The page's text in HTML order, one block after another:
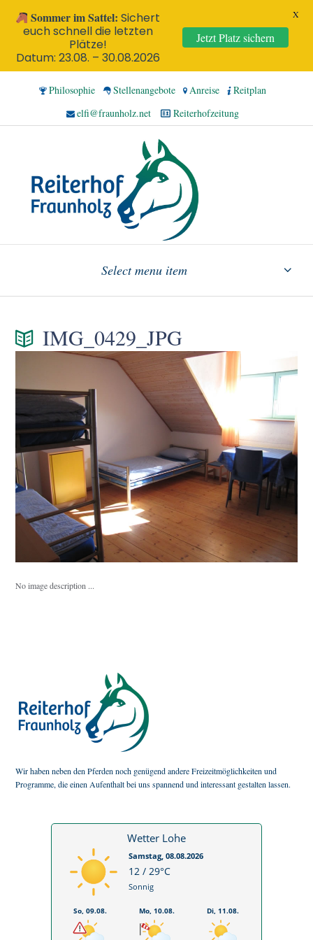
Philosophie Stellenangebote Anreise
Reitplan
elfi@fraunholz.net
Reiterhofzeitung
Select menu item
IMG_0429_JPG
No image description ...
Wir haben neben den Pferden noch genügend andere Freizeitmöglichkeiten und
Programme, die einen Aufenthalt bei uns spannend und interessant gestalten lassen.
Wetter Lohe
Samstag, 08.08.2026
12 / 29°C
Sonnig
So, 09.08. Mo, 10.08. Di, 11.08.
Sommer im Sattel:Sichert
euch schnell die letzten
Plätze!
Datum: 23.08. – 30.08.2026
Jetzt Platz sichern
X